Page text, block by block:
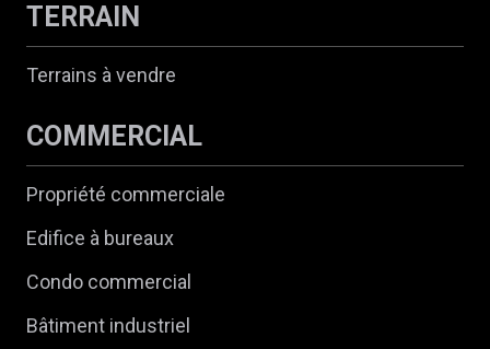
TERRAIN
Terrains à vendre
COMMERCIAL
Propriété commerciale
Edifice à bureaux
Condo commercial
Bâtiment industriel